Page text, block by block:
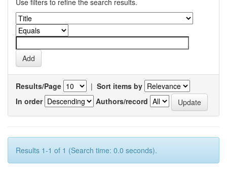
Use filters to refine the search results.
Results/Page | Sort items by
In order
Authors/record
Results 1-1 of 1 (Search time: 0.0 seconds).